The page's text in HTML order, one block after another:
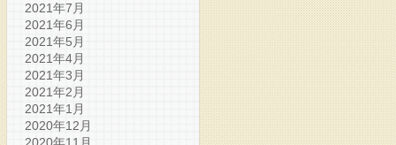
2021年7月
2021年6月
2021年5月
2021年4月
2021年3月
2021年2月
2021年1月
2020年12月